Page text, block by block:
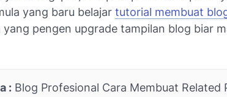
yang baru belajar tutorial membuat
yang pengen upgrade tampilan blog biar
: Blog Profesional Cara Membuat Related